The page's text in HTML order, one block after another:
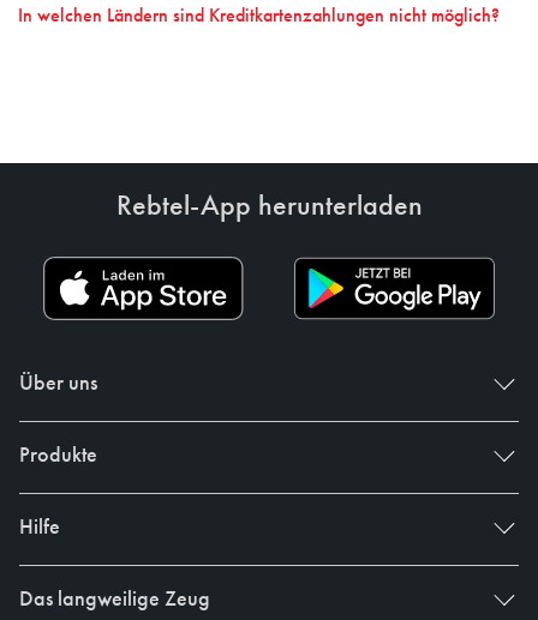
In welchen Ländern sind Kreditkartenzahlungen nicht möglich?
Rebtel-App herunterladen
Über uns
Produkte
Hilfe
Das langweilige Zeug